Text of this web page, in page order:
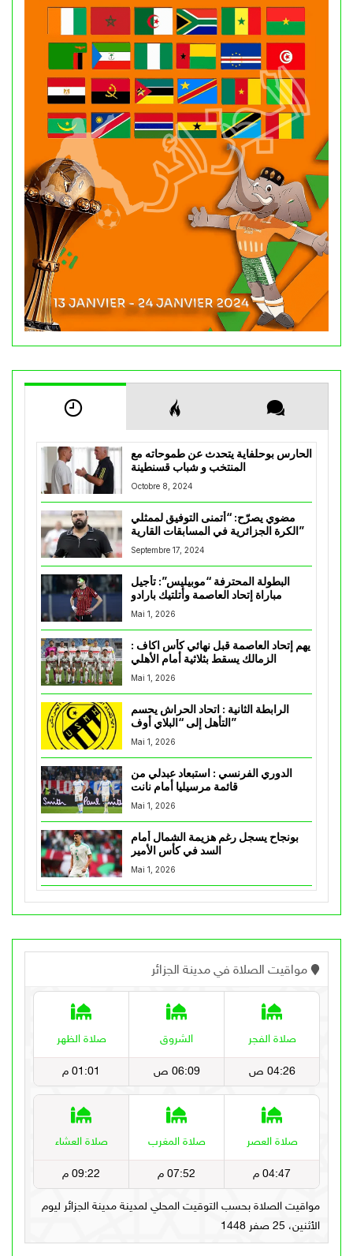
الحارس بوحلفاية يتحدث عن طموحاته مع
المنتخب و شباب قسنطينة
Octobre 8, 2024
مضوي يصرّح: “أتمنى التوفيق لممثلي
الكرة الجزائرية في المسابقات القارية”
Septembre 17, 2024
البطولة المحترفة “موبيليس”: تأجيل
مباراة إتحاد العاصمة وأتلتيك بارادو
Mai 1, 2026
يهم إتحاد العاصمة قبل نهائي كأس اكاف :
Mai 1, 2026
الرابطة الثانية : اتحاد الحراش يحسم
التأهل إلى “البلاي أوف”
Mai 1, 2026
الدوري الفرنسي : استبعاد عبدلي من
قائمة مرسيليا أمام نانت
Mai 1, 2026
بونجاح يسجل رغم هزيمة الشمال أمام
السد في كأس الأمير
Mai 1, 2026